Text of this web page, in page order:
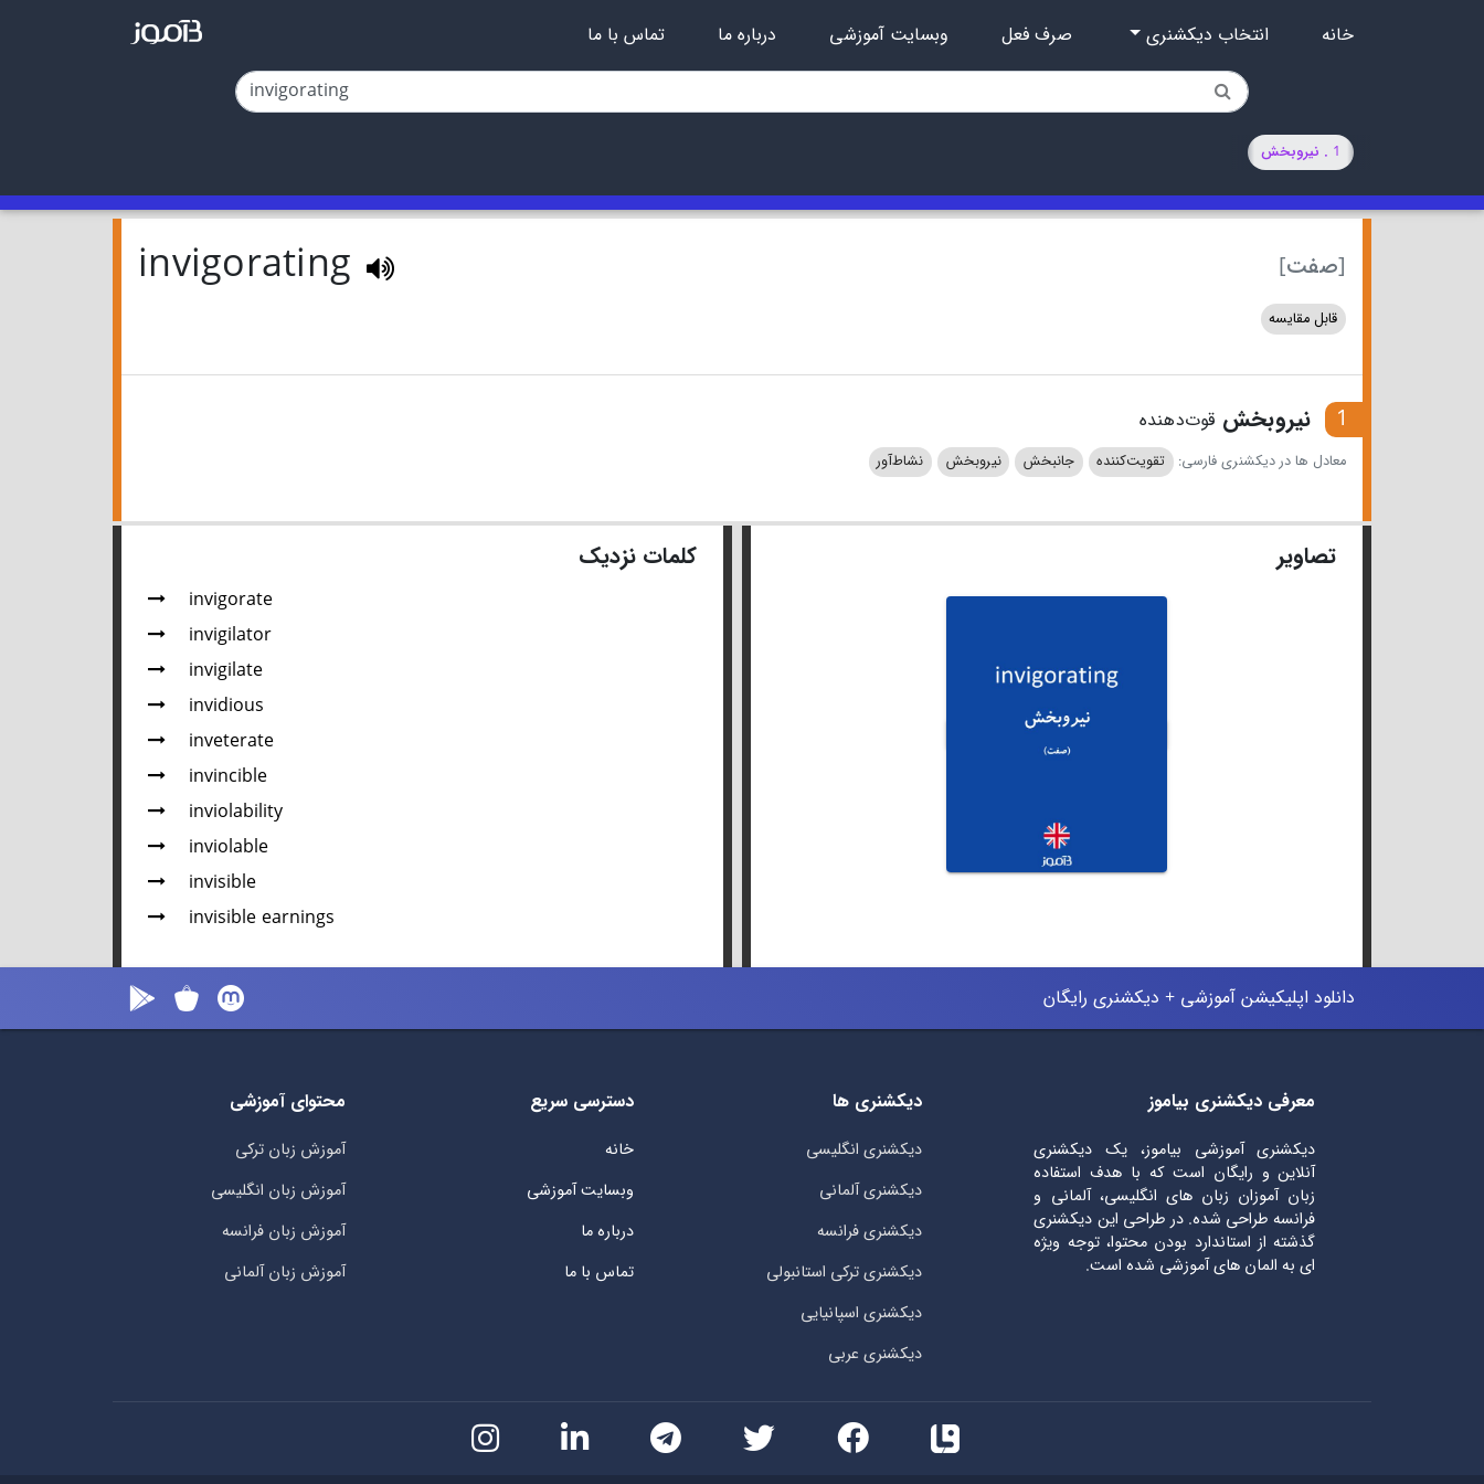
خانه انتخاب دیکشنری صرف فعل وبسایت آموزشی درباره ما تماس با ما
1 . نیروبخش
[صفت] invigorating
قابل مقایسه
1 نیروبخش قوت‌دهنده
معادل ها در دیکشنری فارسی: تقویت‌کننده جانبخش نیروبخش نشاط‌آور
تصاویر کلمات نزدیک
invigorate
invigilator
invigilate
invidious
inveterate
invincible
inviolability
inviolable
invisible
invisible earnings
دانلود اپلیکیشن آموزشی + دیکشنری رایگان
معرفی دیکشنری بیاموز
دیکشنری آموزشی بیاموز، یک دیکشنری
آنلاین و رایگان است که با هدف استفاده
زبان آموزان زبان های انگلیسی، آلمانی و
فرانسه طراحی شده. در طراحی این دیکشنری
گذشته از استاندارد بودن محتوا، توجه ویژه
ای به المان های آموزشی شده است.
دیکشنری ها
دیکشنری انگلیسی
دیکشنری آلمانی
دیکشنری فرانسه
دیکشنری ترکی استانبولی
دیکشنری اسپانیایی
دیکشنری عربی
دسترسی سریع
خانه
وبسایت آموزشی
درباره ما
تماس با ما
محتوای آموزشی
آموزش زبان ترکی
آموزش زبان انگلیسی
آموزش زبان فرانسه
آموزش زبان آلمانی